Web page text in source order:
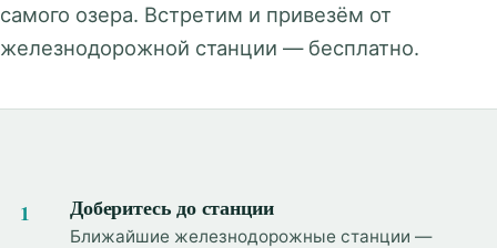
самого озера. Встретим и привезём от
железнодорожной станции — бесплатно.
Доберитесь до станции
Ближайшие железнодорожные станции —